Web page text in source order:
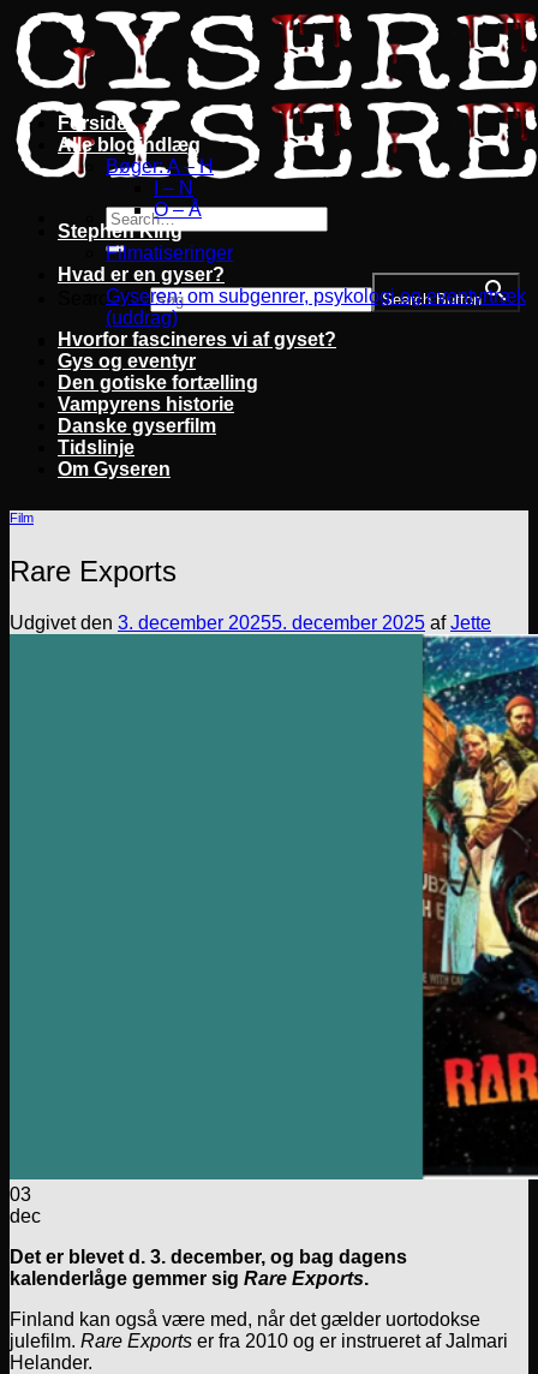
Fortsæt
til
indhold
Search for: Search Button
Forside
Alle blogindlæg
Bøger: A – H
I – N
O – Å
Stephen King
Filmatiseringer
Hvad er en gyser?
Gyseren: om subgenrer, psykologi og eventyrtræk
(uddrag)
Hvorfor fascineres vi af gyset?
Gys og eventyr
Den gotiske fortælling
Vampyrens historie
Danske gyserfilm
Tidslinje
Om Gyseren
Film
Rare Exports
Udgivet den 3. december 20255. december 2025 afJette
03
dec
Det er blevet d. 3. december, og bag dagens
kalenderlåge gemmer sig Rare Exports.
Finland kan også være med, når det gælder uortodokse
julefilm. Rare Exports er fra 2010 og er instrueret af Jalmari
Helander.